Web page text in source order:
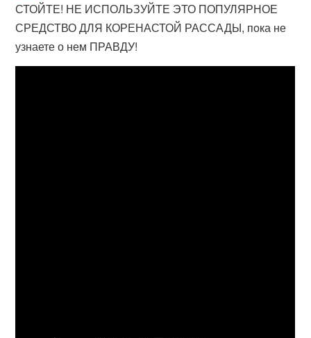
СТОЙТЕ! НЕ ИСПОЛЬЗУЙТЕ ЭТО ПОПУЛЯРНОЕ
СРЕДСТВО ДЛЯ КОРЕНАСТОЙ РАССАДЫ, пока не
узнаете о нем ПРАВДУ!